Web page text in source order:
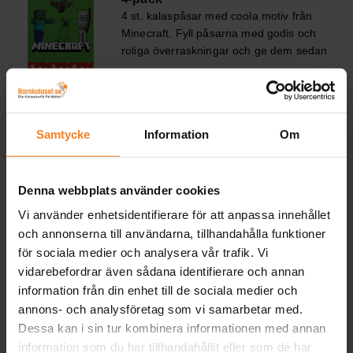
Samtycke Information Om
Denna webbplats använder cookies
Vi använder enhetsidentifierare för att anpassa innehållet
och annonserna till användarna, tillhandahålla funktioner
för sociala medier och analysera vår trafik. Vi
vidarebefordrar även sådana identifierare och annan
information från din enhet till de sociala medier och
annons- och analysföretag som vi samarbetar med.
Dessa kan i sin tur kombinera informationen med annan
information som du har tillhandahållit eller som de har
4 st. kalaspåsar med coola motiv från
Minecraft. Fyll påsarna med godis och
roliga överraskningar och ge dem sedan
till barnen på ditt barnkalas. Påsarna är
tillverkade av FSC-märkt papper och är
KÖP
från Minecraft. Perfekta att skicka ut till
roligt födelsedagskalas. Korten är ca 14
x 8 cm stora och förpackningen
inkluderar även 6 st. gröna kuvert.
Pris:49,00 kr
49,00 kr
KÖP
Minecraft - Girlang Happy
Birthday
Vacker girlang av papp med texten